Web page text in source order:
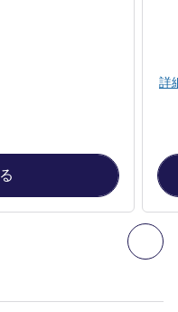
次
トルーム , 客室 2 : デラッ
詳